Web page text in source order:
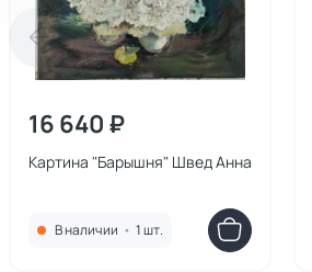
16 640 ₽
Картина "Барышня" Швед Анна
В наличии • 1 шт.